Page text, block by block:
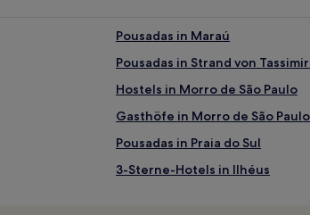
Pousadas in Maraú
Pousadas in Strand von
Hostels in Morro de São Paulo
Gasthöfe in Morro de São Paulo
Pousadas in Praia do Sul
3-Sterne-Hotels in Ilhéus